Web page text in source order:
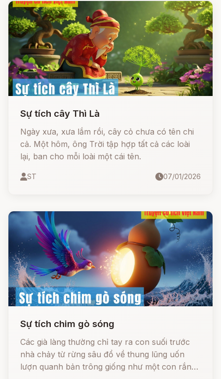
Sự tích cây Thì Là
Ngày xưa, xưa lắm rồi, cây cỏ chưa có tên chi
cả. Một hôm, ông Trời tập hợp tất cả các loài
lại, ban cho mỗi loài một cái tên.
ST 07/01/2026
Sự tích chim gò sóng
Các già làng thường chỉ tay ra con suối trước
nhà chảy từ rừng sâu đổ về thung lũng uốn
lượn quanh bản trông giống như một con rắn